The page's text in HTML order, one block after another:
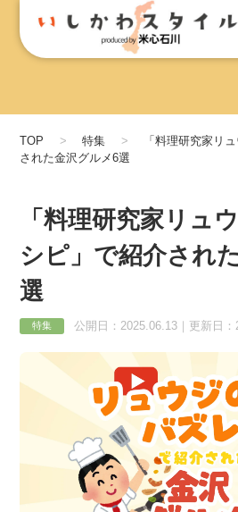
TOP 特集
「料理研究家リ
された金沢グルメ6選
「料理研究家リュ
シピ」で紹介され
選
特集 公開日：2025.06.13｜更新日